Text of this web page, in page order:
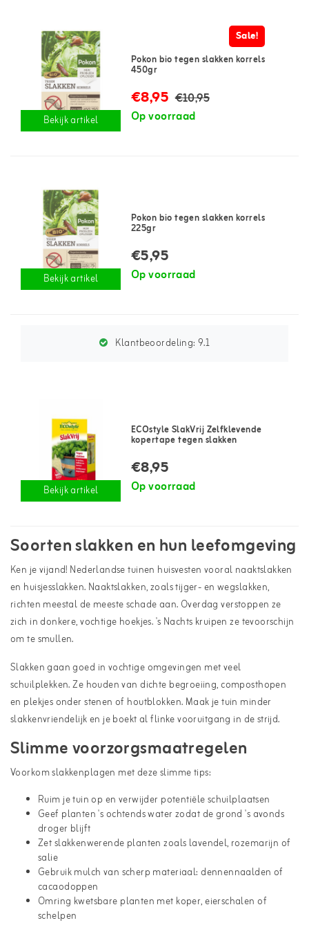
Bekijk artikel
Sale!
Pokon bio tegen slakken korrels
450gr
€8,95 €10,95
Op voorraad
Bekijk artikel
Pokon bio tegen slakken korrels
225gr
€5,95
Op voorraad
Klantbeoordeling:9.1
Bekijk artikel
ECOstyle SlakVrij Zelfklevende
kopertape tegen slakken
€8,95
Op voorraad
Soorten slakken en hun leefomgeving
Ken je vijand! Nederlandse tuinen huisvesten vooral naaktslakken
en huisjesslakken. Naaktslakken, zoals tijger- en wegslakken,
richten meestal de meeste schade aan. Overdag verstoppen ze
zich in donkere, vochtige hoekjes. 's Nachts kruipen ze tevoorschijn
om te smullen.
Slakken gaan goed in vochtige omgevingen met veel
schuilplekken. Ze houden van dichte begroeiing, composthopen
en plekjes onder stenen of houtblokken. Maak je tuin minder
slakkenvriendelijk en je boekt al flinke vooruitgang in de strijd.
Slimme voorzorgsmaatregelen
Voorkom slakkenplagen met deze slimme tips:
Ruim je tuin op en verwijder potentiële schuilplaatsen
Geef planten 's ochtends water zodat de grond 's avonds
droger blijft
Zet slakkenwerende planten zoals lavendel, rozemarijn of
salie
Gebruik mulch van scherp materiaal: dennennaalden of
cacaodoppen
Omring kwetsbare planten met koper, eierschalen of
schelpen